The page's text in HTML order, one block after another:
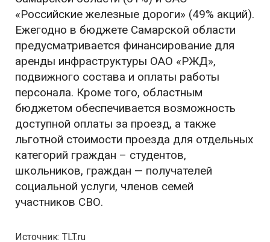
«Российские железные дороги» (49% акций).
Ежегодно в бюджете Самарской области
предусматривается финансирование для
аренды инфраструктуры ОАО «РЖД»,
подвижного состава и оплаты работы
персонала. Кроме того, областным
бюджетом обеспечивается возможность
доступной оплаты за проезд, а также
льготной стоимости проезда для отдельных
категорий граждан – студентов,
школьников, граждан — получателей
социальной услуги, членов семей
участников СВО.
Источник: TLT.ru